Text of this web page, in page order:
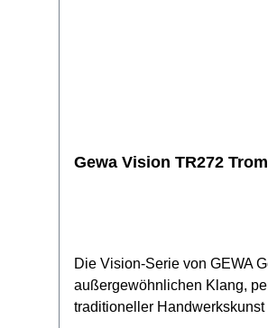
Gewa Vision TR272
Die Vision-Serie von GEWA
außergewöhnlichen Klang,
traditioneller